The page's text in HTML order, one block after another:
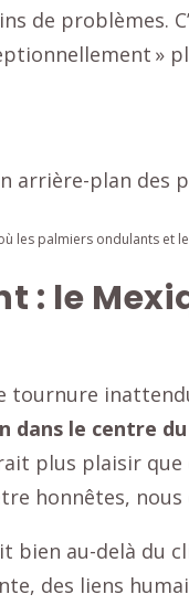
de problèmes.
»
les palmiers ondulants et
: le
le centre
plus plaisir
honnêtes, nous
bien au-delà du
des liens